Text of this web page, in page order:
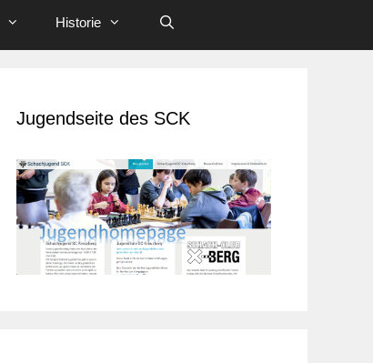
Historie
Jugendseite des SCK